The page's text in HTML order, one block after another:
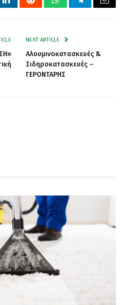
LinkedInRedditWhatsAppTelegramEmail
NEXT ARTICLE
Αλουμινοκατασκευές &
Σιδηροκατασκευές –
ΓΕΡΟΝΤΑΡΗΣ